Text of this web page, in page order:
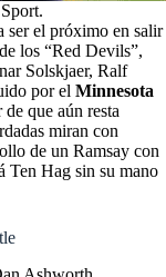
ser el próximo en salir
los “Red Devils”,
Solskjaer, Ralf
por el Minnesota
que aún resta
miran con
de un Ramsay con
Ten Hag sin su mano